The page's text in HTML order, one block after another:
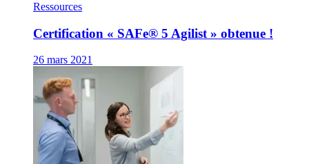
Ressources
Certification « SAFe® 5 Agilist » obtenue !
26 mars 2021